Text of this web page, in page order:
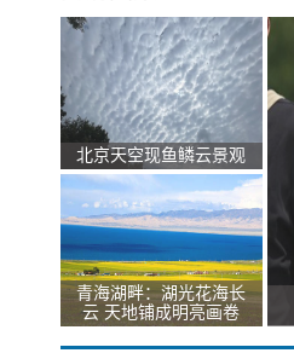
北京天空现鱼鳞云景观
青海湖畔：湖光花海长
云 天地铺成明亮画卷